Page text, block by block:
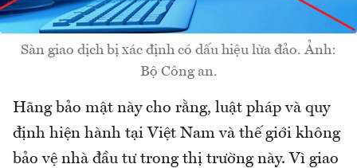
Sàn giao dịch bị xác định có dấu hiệu lừa đảo. Ảnh:
Bộ Công an.
Hãng bảo mật này cho rằng, luật pháp và quy
định hiện hành tại Việt Nam và thế giới không
bảo vệ nhà đầu tư trong thị trường này. Vì giao